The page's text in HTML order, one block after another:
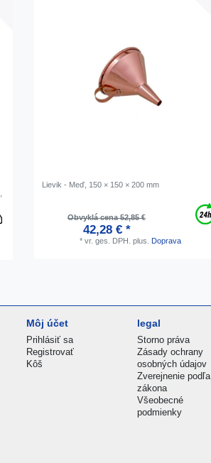
Lievik - Meď, 150 × 150 × 200 mm
Obvyklá cena 52,85 €
42,28 € *
* vr. ges. DPH. plus. Doprava
Môj účet
Prihlásiť sa
Registrovať
Kôš
legal
Storno práva
Zásady ochrany
osobných údajov
Zverejnenie podľa
zákona
Všeobecné
podmienky